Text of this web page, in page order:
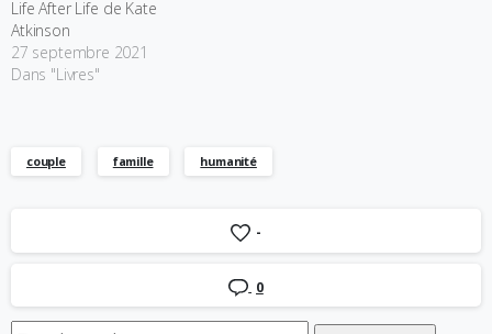
Life After Life de Kate
Atkinson
27 septembre 2021
Dans "Livres"
couple famille humanité
-
0